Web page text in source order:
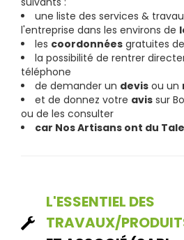
une liste des services &
l'entreprise dans les environs de
les coordonnées gratuites
la possibilité de rentrer
téléphone
de demander un devis ou un
et de donnez votre avis sur
ou de les consulter
car Nos Artisans ont du
L'ESSENTIEL DES
TRAVAUX/